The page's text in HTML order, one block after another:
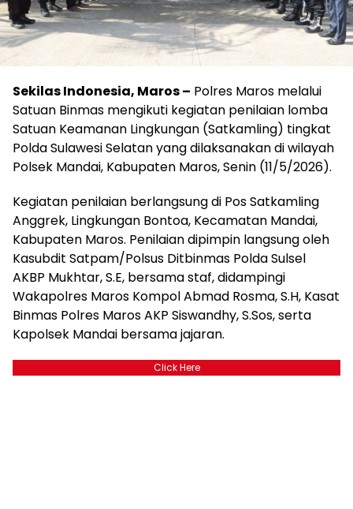
Sekilas Indonesia, Maros – Polres Maros melalui
Satuan Binmas mengikuti kegiatan penilaian lomba
Satuan Keamanan Lingkungan (Satkamling) tingkat
Polda Sulawesi Selatan yang dilaksanakan di wilayah
Polsek Mandai, Kabupaten Maros, Senin (11/5/2026).
Kegiatan penilaian berlangsung di Pos Satkamling
Anggrek, Lingkungan Bontoa, Kecamatan Mandai,
Kabupaten Maros. Penilaian dipimpin langsung oleh
Kasubdit Satpam/Polsus Ditbinmas Polda Sulsel
AKBP Mukhtar, S.E, bersama staf, didampingi
Wakapolres Maros Kompol Abmad Rosma, S.H, Kasat
Binmas Polres Maros AKP Siswandhy, S.Sos, serta
Kapolsek Mandai bersama jajaran.
Click Here